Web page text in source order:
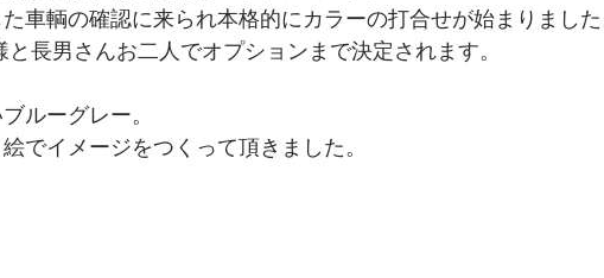
車輌の確認に来られ本格的にカラーの打合せが始まりまし
と長男さんお二人でオプションまで決定されます。
ルーグレー。
でイメージをつくって頂きました。